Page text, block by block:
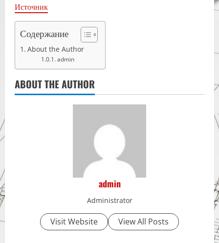
Источник
Содержание
About the Author
admin
ABOUT THE AUTHOR
admin
Administrator
Visit Website View All Posts